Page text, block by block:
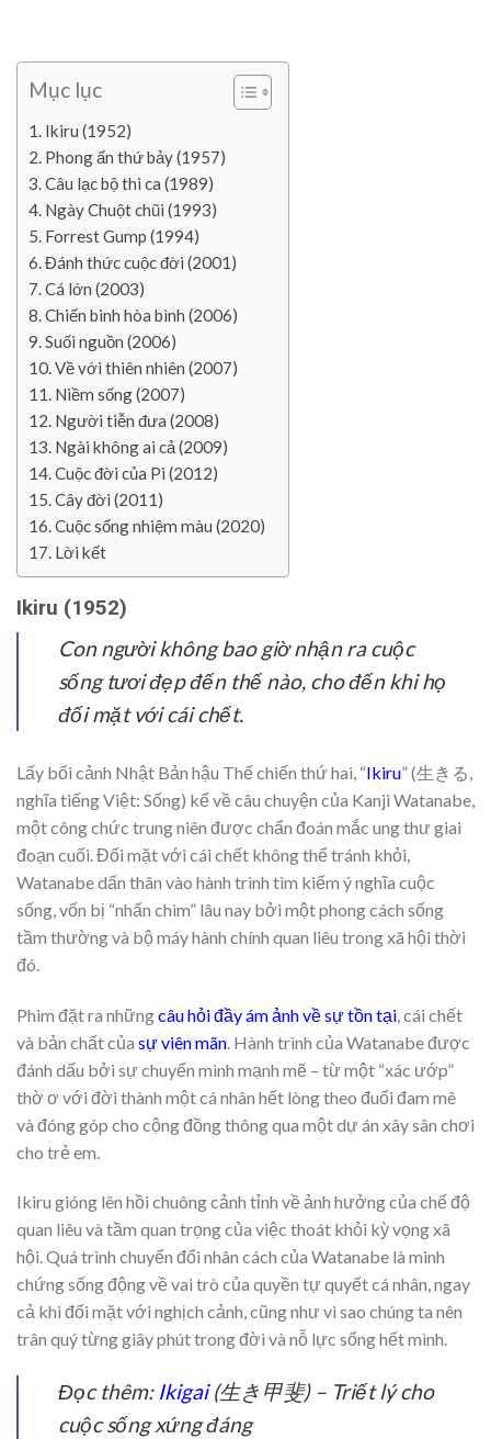
Mục lục
Ikiru (1952)
Phong ấn thứ bảy (1957)
Câu lạc bộ thi ca (1989)
Ngày Chuột chũi (1993)
Forrest Gump (1994)
Đánh thức cuộc đời (2001)
Cá lớn (2003)
Chiến binh hòa bình (2006)
Suối nguồn (2006)
Về với thiên nhiên (2007)
Niềm sống (2007)
Người tiễn đưa (2008)
Ngài không ai cả (2009)
Cuộc đời của Pi (2012)
Cây đời (2011)
Cuộc sống nhiệm màu (2020)
Lời kết
Ikiru (1952)
Con người không bao giờ nhận ra cuộc
sống tươi đẹp đến thế nào, cho đến khi họ
đối mặt với cái chết.
Lấy bối cảnh Nhật Bản hậu Thế chiến thứ hai, “Ikiru” (生きる,
nghĩa tiếng Việt: Sống) kể về câu chuyện của Kanji Watanabe,
một công chức trung niên được chẩn đoán mắc ung thư giai
đoạn cuối. Đối mặt với cái chết không thể tránh khỏi,
Watanabe dấn thân vào hành trình tìm kiếm ý nghĩa cuộc
sống, vốn bị “nhấn chìm” lâu nay bởi một phong cách sống
tầm thường và bộ máy hành chính quan liêu trong xã hội thời
đó.
Phim đặt ra nhữngcâu hỏi đầy ám ảnh về sự tồn tại , cái chết
và bản chất của sự viên mãn . Hành trình của Watanabe được
đánh dấu bởi sự chuyển mình mạnh mẽ – từ một “xác ướp”
thờ ơ với đời thành một cá nhân hết lòng theo đuổi đam mê
và đóng góp cho cộng đồng thông qua một dự án xây sân chơi
cho trẻ em.
Ikiru gióng lên hồi chuông cảnh tỉnh về ảnh hưởng của chế độ
quan liêu và tầm quan trọng của việc thoát khỏi kỳ vọng xã
hội. Quá trình chuyển đổi nhân cách của Watanabe là minh
chứng sống động về vai trò của quyền tự quyết cá nhân, ngay
cả khi đối mặt với nghịch cảnh, cũng như vì sao chúng ta nên
trân quý từng giây phút trong đời và nỗ lực sống hết mình.
Đọc thêm: Ikigai(生き甲斐) – Triết lý cho
cuộc sống xứng đáng